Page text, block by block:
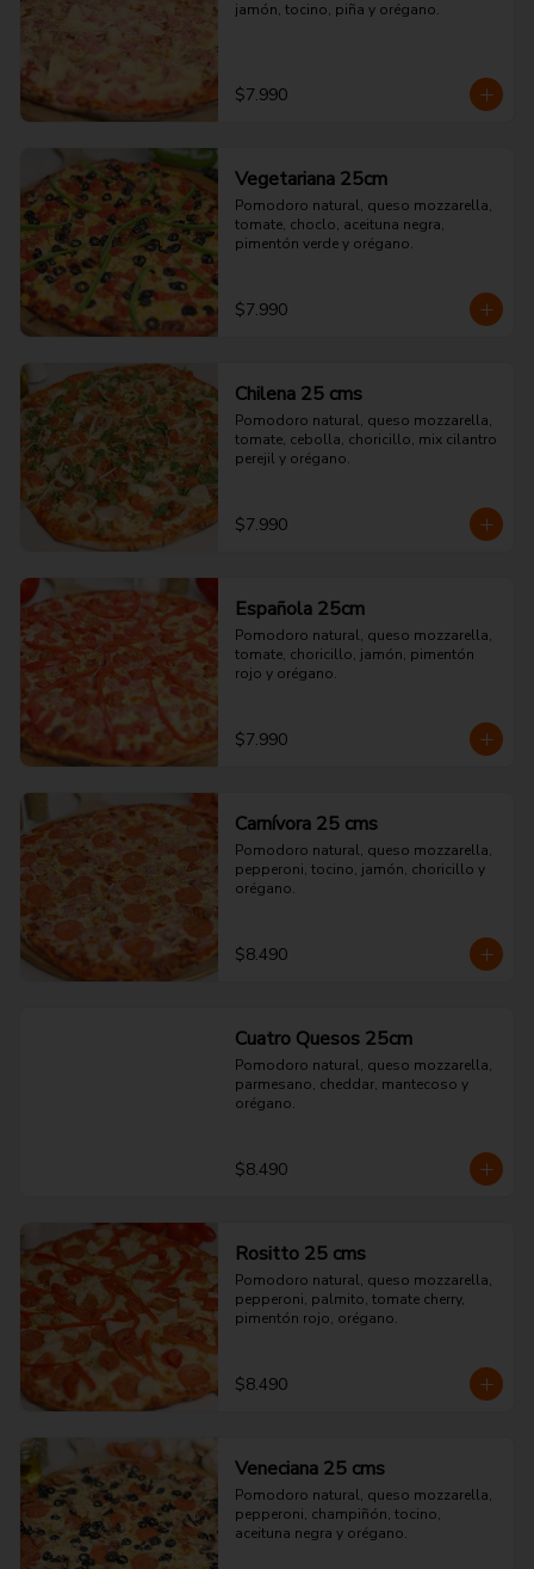
jamón, tocino, piña y orégano.
$7.990
Vegetariana 25cm
Pomodoro natural, queso mozzarella,
tomate, choclo, aceituna negra,
pimentón verde y orégano.
$7.990
Chilena 25 cms
Pomodoro natural, queso mozzarella,
tomate, cebolla, choricillo, mix cilantro
perejil y orégano.
$7.990
Española 25cm
Pomodoro natural, queso mozzarella,
tomate, choricillo, jamón, pimentón
rojo y orégano.
$7.990
Carnívora 25 cms
Pomodoro natural, queso mozzarella,
pepperoni, tocino, jamón, choricillo y
orégano.
$8.490
Cuatro Quesos 25cm
Pomodoro natural, queso mozzarella,
parmesano, cheddar, mantecoso y
orégano.
$8.490
Rositto 25 cms
Pomodoro natural, queso mozzarella,
pepperoni, palmito, tomate cherry,
pimentón rojo, orégano.
$8.490
Veneciana 25 cms
Pomodoro natural, queso mozzarella,
pepperoni, champiñón, tocino,
aceituna negra y orégano.